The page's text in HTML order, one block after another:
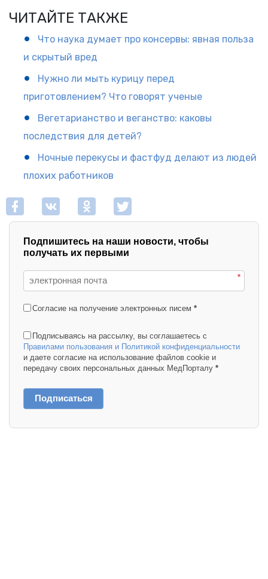
ЧИТАЙТЕ ТАКЖЕ
Что наука думает про консервы: явная польза
и скрытый вред
Нужно ли мыть курицу перед
приготовлением? Что говорят ученые
Вегетарианство и веганство: каковы
последствия для детей?
Ночные перекусы и фастфуд делают из людей
плохих работников
Подпишитесь на наши новости, чтобы
получать их первыми
*
Согласие на получение электронных писем *
Подписываясь на рассылку, вы соглашаетесь с
Правилами пользования и Политикой конфиденциальности
и даете согласие на использование файлов cookie и
передачу своих персональных данных МедПорталу *
Подписаться